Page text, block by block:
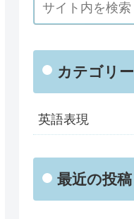
カテゴリー
英語表現
最近の投稿